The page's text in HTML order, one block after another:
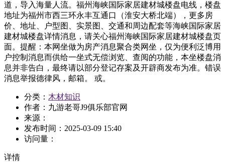
道，导入海量人流。福州海峡国际家居建材城楼盘电线，楼盘
地址为福州市西三环永丰互通口（淮安大桥北端），更多房
价、地址、户型图、实景图、交通和周边配套等海峡国际家居
建材城楼盘详情消息，请关心福州海峡国际家居建材城楼盘页
面。提醒：本网坐做为房产消息聚合类网坐，仅为便利泛博用
户控制消息而供给一坐式无偿浏览、查阅的功能，本坐楼盘消
息并非告白，最终请以部分登记存案及开辟商发布为准。错误
消息举报德律风，邮箱。 或。
分类： 木材知识
作者：九游老哥J9俱乐部官网
来源：
发布时间： 2025-03-09 15:40
访问量：
详情